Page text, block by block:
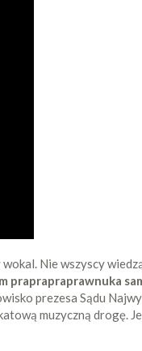
Nie wszyscy
prezesa Sądu
muzyczną drogę.